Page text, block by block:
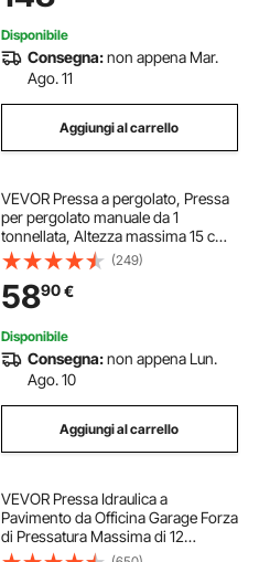
Ceramica
Disponibile
Consegna:non appena Mar.
Ago. 11
Aggiungi al carrello
VEVOR Pressa a pergolato, Pressa
per pergolato manuale da 1
tonnellata, Altezza massima 15 cm,
Pressa per pergolato manuale da
tavolo per carichi pesanti in ghisa,
stampaggio, piegatura,
allungamento
(249)
5890€
Disponibile
Consegna:non appena Lun.
Ago. 10
Aggiungi al carrello
VEVOR Pressa Idraulica a
Pavimento da Officina Garage Forza
di Pressatura Massima di 12
Tonnellate, Pressa Idraulica da